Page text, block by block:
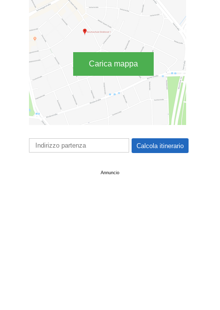
Carica mappa
Annuncio